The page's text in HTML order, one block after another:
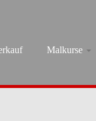
Malkurse